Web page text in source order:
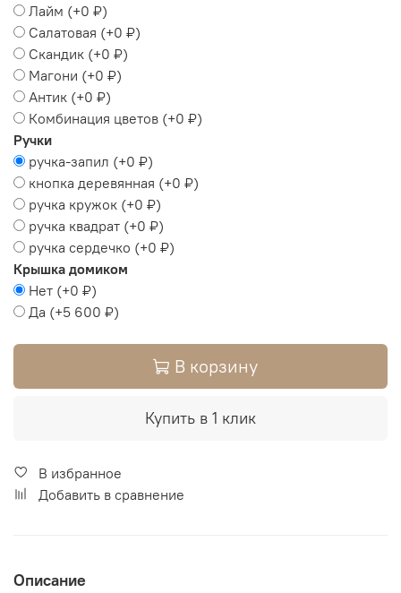
Лайм (+0 ₽)
Салатовая (+0 ₽)
Скандик (+0 ₽)
Магони (+0 ₽)
Антик (+0 ₽)
Комбинация цветов (+0 ₽)
Ручки
ручка-запил (+0 ₽)
кнопка деревянная (+0 ₽)
ручка кружок (+0 ₽)
ручка квадрат (+0 ₽)
ручка сердечко (+0 ₽)
Крышка домиком
Нет (+0 ₽)
Да (+5 600 ₽)
В корзину
Купить в 1 клик
В избранное
Добавить в сравнение
Описание